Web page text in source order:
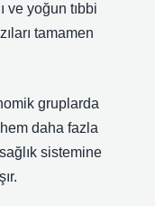
ve yoğun tıbbi
tamamen
gruplarda
daha fazla
sistemine